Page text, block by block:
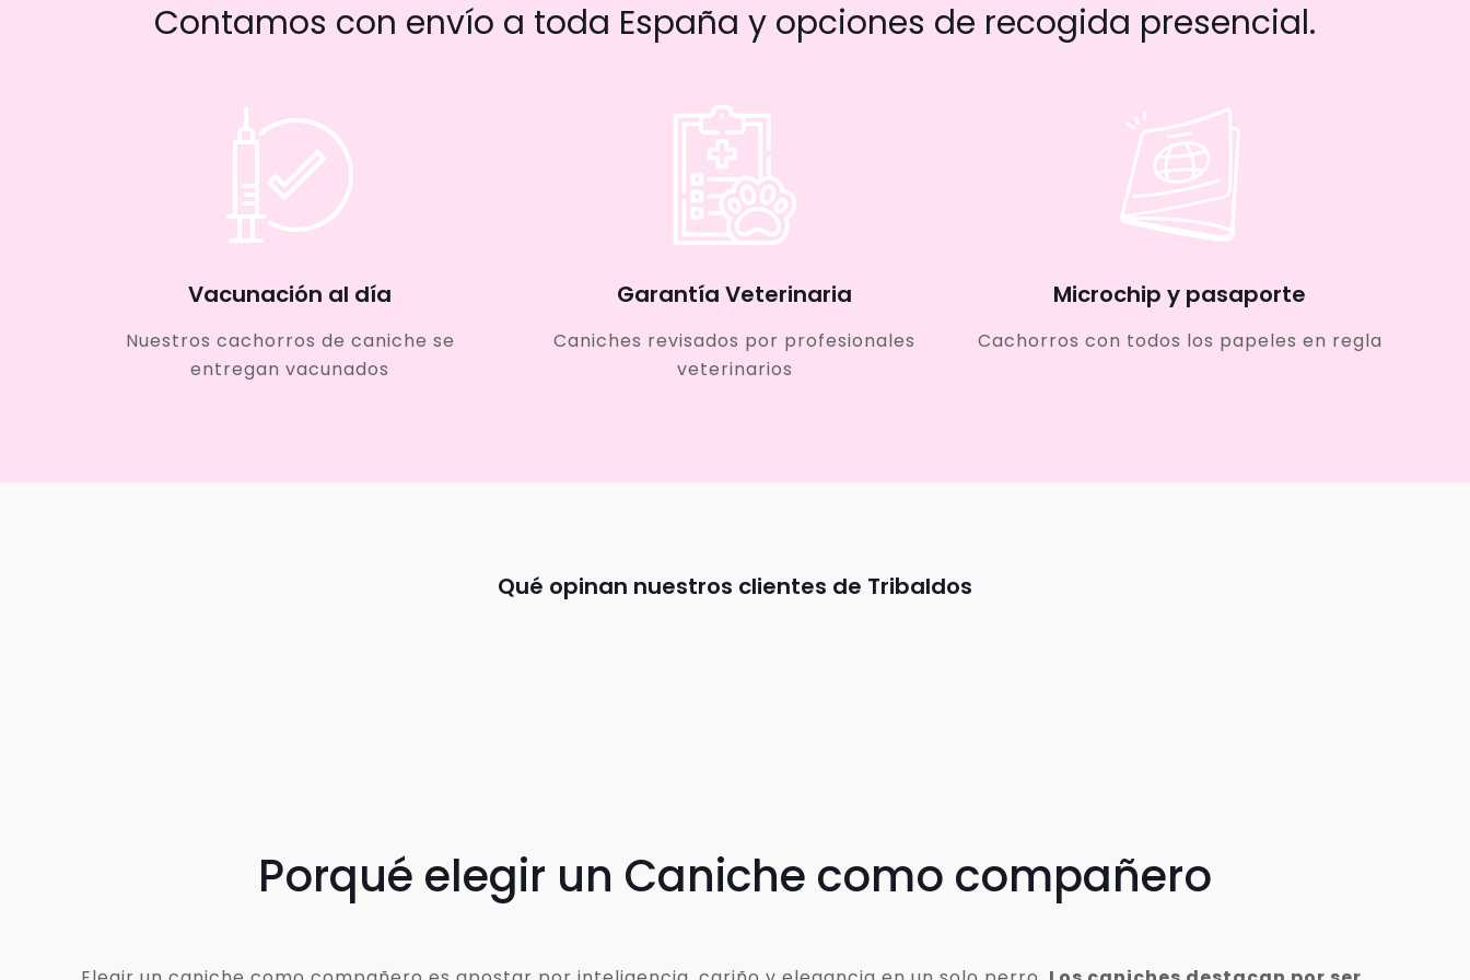
Contamos con envío a toda España y opciones de recogida presencial.
Vacunación al día
Nuestros cachorros de caniche se
entregan vacunados
Garantía Veterinaria
Caniches revisados por profesionales
veterinarios
Microchip y pasaporte
Cachorros con todos los papeles en regla
Qué opinan nuestros clientes de Tribaldos
Porqué elegir un Caniche como compañero